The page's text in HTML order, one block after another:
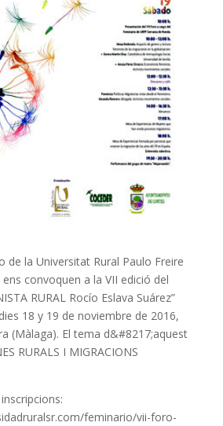
de la Universitat Rural Paulo Freire
ens convoquen a la VII edició del
RURAL Rocío Eslava Suárez”
18 y 19 de noviembre de 2016,
(Màlaga). El tema d&#8217;aquest
RURALS I MIGRACIONS
:
feminario/vii-foro-